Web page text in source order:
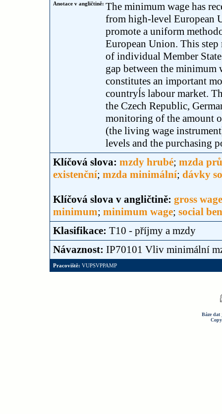
Anotace v angličtině: The minimum wage has
from high-level European
promote a uniform
European Union. This
of individual Member
gap between the minimum
constitutes an important
countryĺs labour market.
the Czech Republic,
monitoring of the amount
(the living wage
levels and the purchasing
Klíčová slova: mzdy hrubé; mzda
existenční; mzda minimální; dávky
Klíčová slova v angličtině: gross
minimum; minimum wage; social
Klasifikace: T10 - příjmy a mzdy
Návaznost: IP70101 Vliv minimální
Pracoviště: VUPSVPPAMP
Báze dat